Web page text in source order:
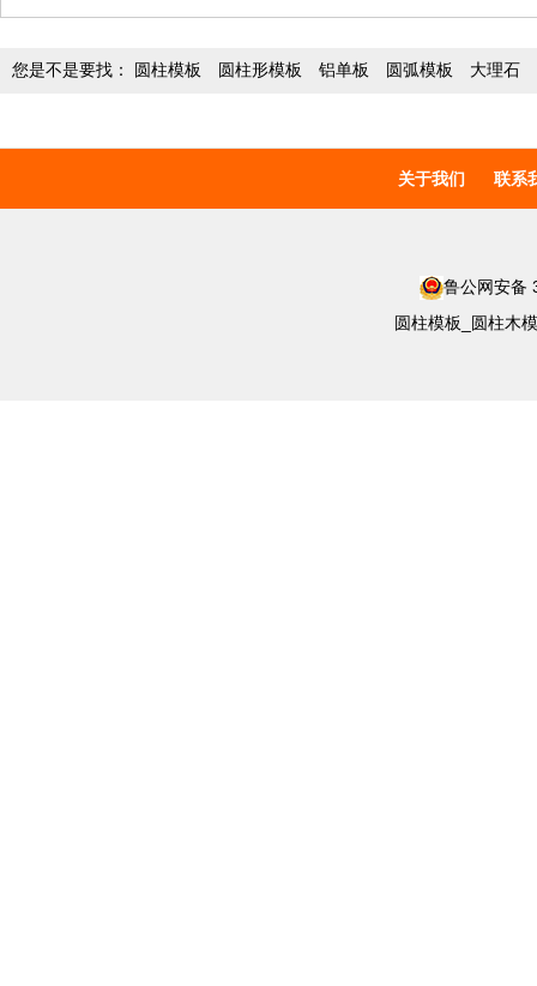
您是不是要找： 圆柱模板 圆柱形模板 铝单板 圆弧模板 大理石
关于我们 联系
鲁公网安备
圆柱模板_圆柱木